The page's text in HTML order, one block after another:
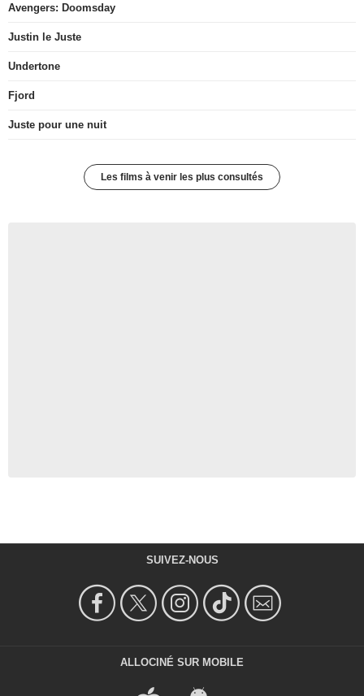
Avengers: Doomsday
Justin le Juste
Undertone
Fjord
Juste pour une nuit
Les films à venir les plus consultés
SUIVEZ-NOUS
ALLOCINÉ SUR MOBILE